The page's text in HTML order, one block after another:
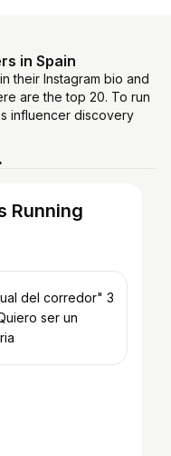
in Spain
their Instagram bio and
are the top 20. To run
influencer discovery
Running
ser un